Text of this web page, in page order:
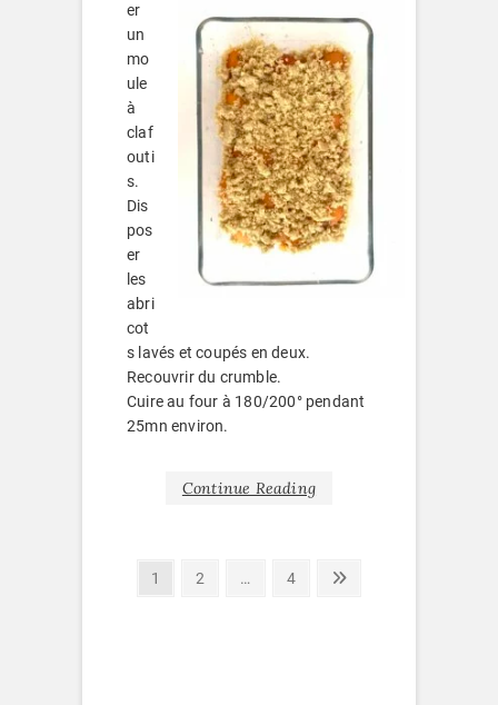
er
un
mo
ule
à
claf
outi
s.
Dis
pos
er
les
abri
cot
s lavés et coupés en deux.
Recouvrir du crumble.
Cuire au four à 180/200° pendant
25mn environ.
Continue Reading
Pagination
Page
1 Page
2 … Page
4
Next